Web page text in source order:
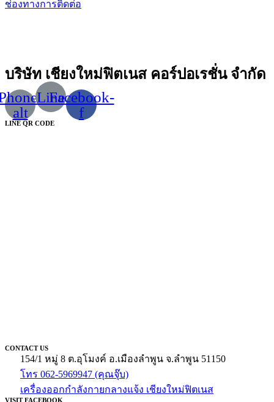
ช่องทางการติดต่อ
บริษัท เชียงใหม่ฟิตเนส คอร์ปอเรชั่น จำกัด
alt
Line
Facebook-
f
LINE QR CODE
CONTACT US
154/1 หมู่ 8 ต.อุโมงค์ อ.เมืองลำพูน จ.ลำพูน 51150
โทร 062-5969947 (คุณจุ๊บ)
เครื่องออกกำลังกายกลางแจ้ง เชียงใหม่ฟิตเนส
VISIT FACEBOOK